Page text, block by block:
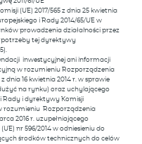
2011/61/UE
(UE) 2017/565 z dnia 25 kwietnia
i Rady 2014/65/UE w
prowadzenia działalności przez
potrzeby tej dyrektywy
inwestycyjnej ani informacji
w rozumieniu Rozporządzenia
dnia 16 kwietnia 2014 r. w sprawie
na rynku) oraz uchylającego
Rady i dyrektywy Komisji
rozumieniu Rozporządzenia
2016 r. uzupełniającego
nr 596/2014 w odniesieniu do
środków technicznych do celów